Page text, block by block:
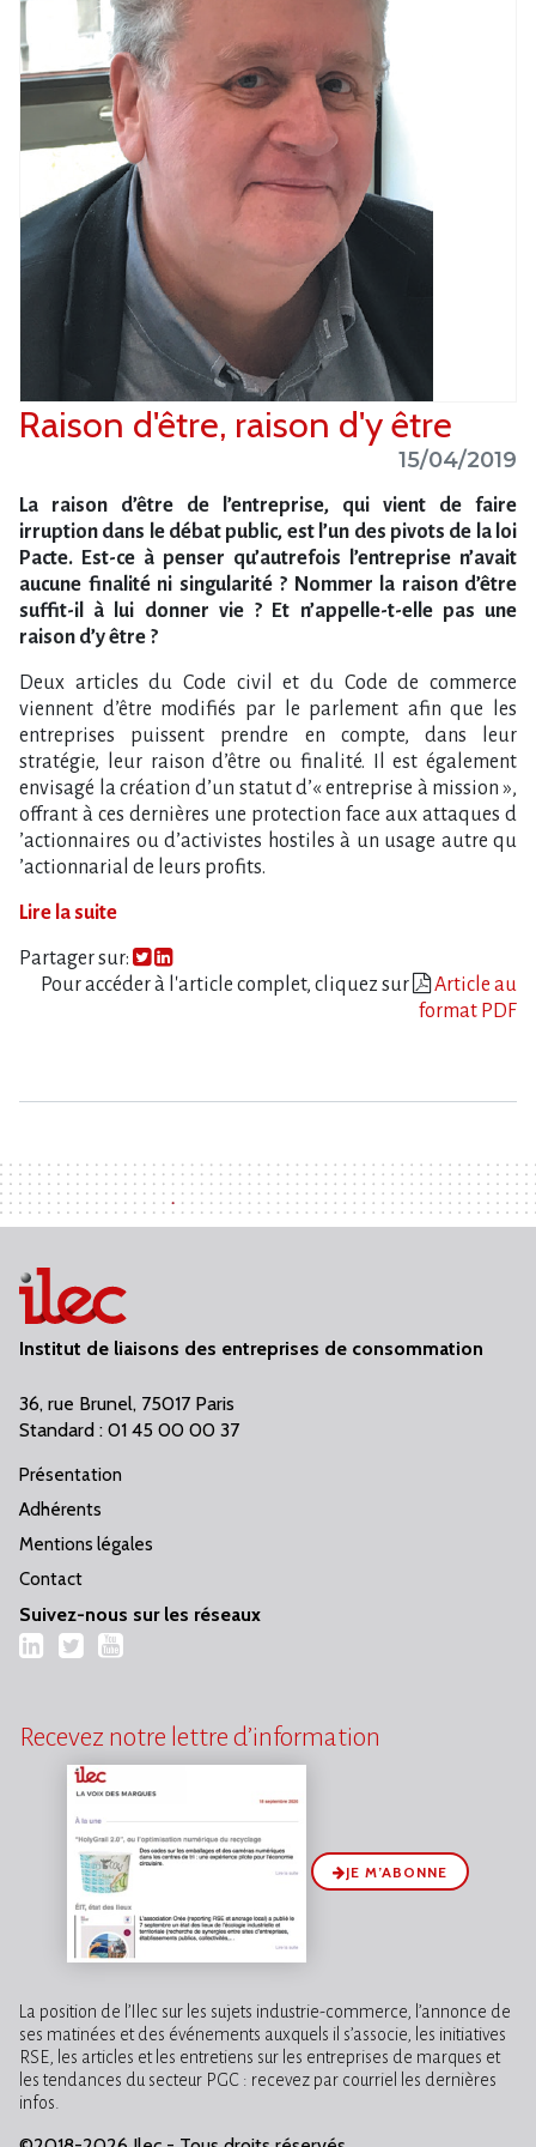
Raison d'être, raison d'y être
15/04/2019
La raison d​‌’être de l​‌’entreprise, qui vient de faire
irruption dans le débat public, est l​‌’un des pivots de la loi
Pacte. Est-ce à penser qu​‌’autrefois l​‌’entreprise n​‌’avait
aucune finalité ni singularité ? Nommer la raison d​‌’être
suffit-il à lui donner vie ? Et n​‌’appelle-t-elle pas une
raison d​‌’y être ?
Deux articles du Code civil et du Code de commerce
viennent d​‌’être modifiés par le parlement afin que les
entreprises puissent prendre en compte, dans leur
stratégie, leur raison d​‌’être ou finalité. Il est également
envisagé la création d​‌’un statut d​‌’« entreprise à mission »,
offrant à ces dernières une protection face aux attaques d​
‌’actionnaires ou d​‌’activistes hostiles à un usage autre qu​
‌’actionnarial de leurs profits.
Lire la suite
Partager sur:
Pour accéder à l'article complet, cliquez sur
Article au
format PDF
Institut de liaisons des entreprises de consommation
36, rue Brunel, 75017 Paris
Standard : 01 45 00 00 37
Présentation
Adhérents
Mentions légales
Contact
Suivez-nous sur les réseaux
LinkedIn
TwitterYouTube
Recevez notre lettre d’information
JE M’ABONNE
La position de l’Ilec sur les sujets industrie-commerce, l’annonce de
ses matinées et des événements auxquels il s’associe, les initiatives
RSE, les articles et les entretiens sur les entreprises de marques et
les tendances du secteur PGC : recevez par courriel les dernières
infos.